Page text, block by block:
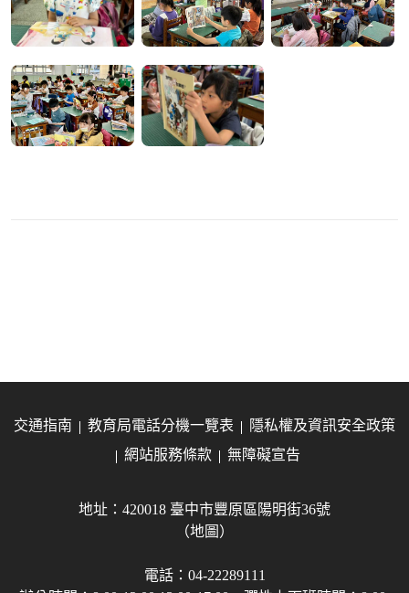
交通指南 教育局電話分機一覽表
隱私權及資訊安全政策
網站服務條款
無障礙宣告
地址：420018 臺中市豐原區陽明街36號
（地圖）
電話：04-22289111